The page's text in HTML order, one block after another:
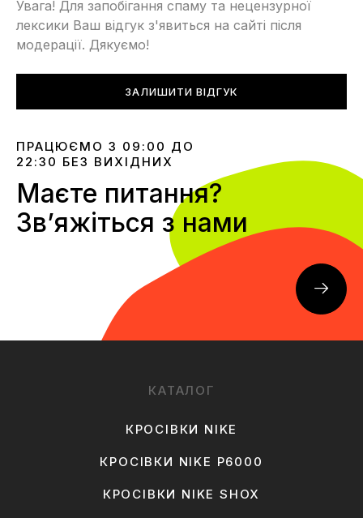
Увага! Для запобігання спаму та нецензурної
лексики Ваш відгук з'явиться на сайті після
модерації. Дякуємо!
ЗАЛИШИТИ ВІДГУК
ПРАЦЮЄМО З 09:00 ДО
22:30 БЕЗ ВИХІДНИХ
Маєте питання?
Звʼяжіться з нами
КАТАЛОГ
КРОСІВКИ NIKE
КРОСІВКИ NIKE P6000
КРОСІВКИ NIKE SHOX